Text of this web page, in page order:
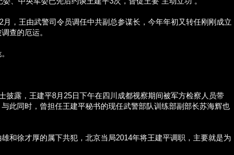
月，王由武警司令员调任中共副总参谋长，今年年初又转任刚刚成立
查的厄运。
披露，王建平8 月 25日下午在四川成都视察期间被军方检察人员带
此同时，曾担任王建平秘书的现任武警部队训练部副部长苏海辉也
和徐才厚的属下共犯，北京当局2014年将王建平调职，主要就是为